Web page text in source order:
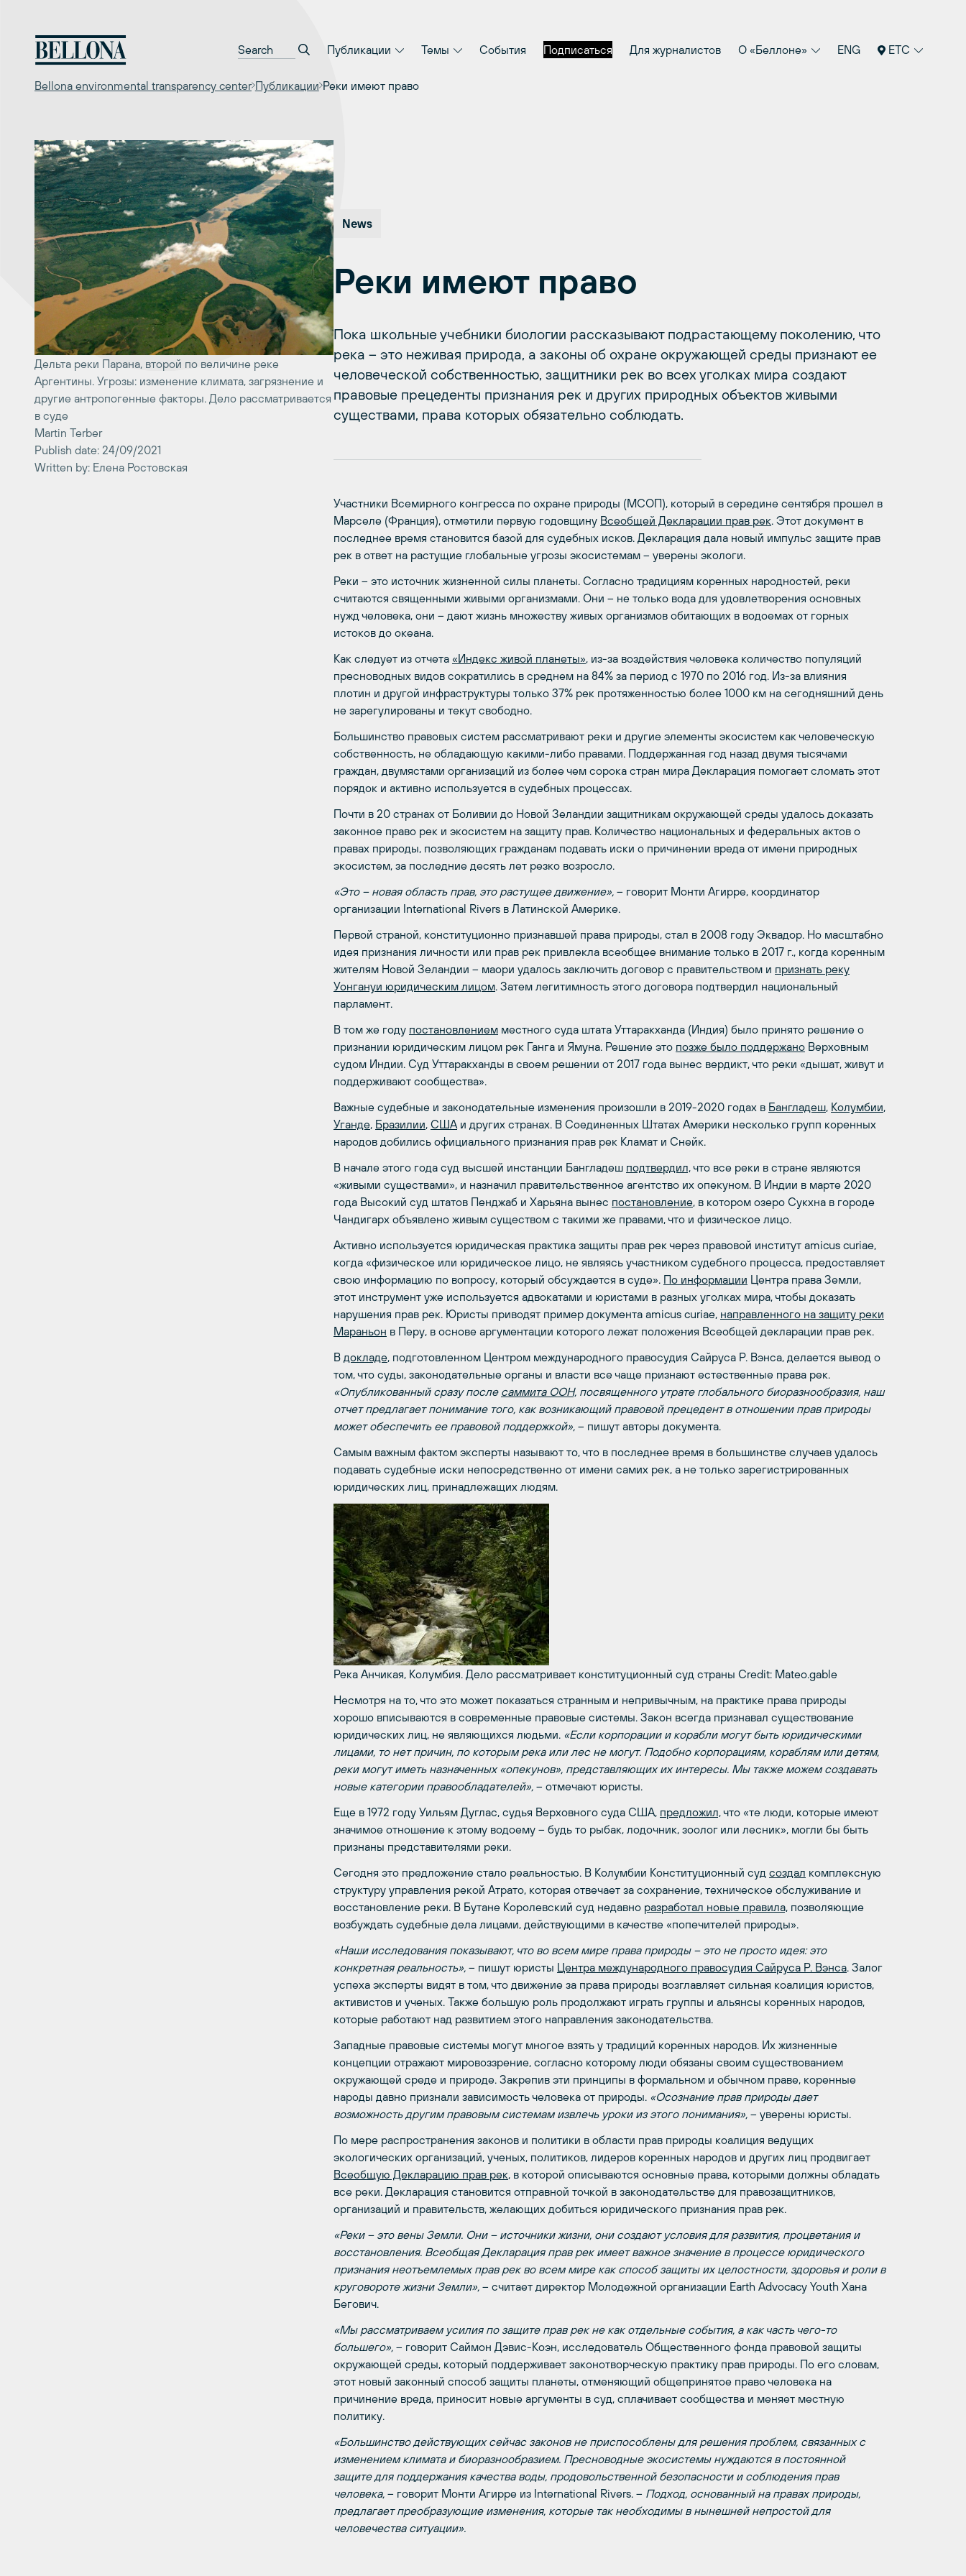
содержимому
Публикации Темы События Подписаться Для журналистов О «Беллоне» ENG ETC
Bellona environmental transparency center Публикации Реки имеют право
Дельта реки Парана, второй по величине реке
Аргентины. Угрозы: изменение климата, загрязнение и
другие антропогенные факторы. Дело рассматривается
в суде
Martin Terber
Publish date: 24/09/2021
Written by: Елена Ростовская
News
Реки имеют право
Пока школьные учебники биологии рассказывают подрастающему поколению, что
река – это неживая природа, а законы об охране окружающей среды признают ее
человеческой собственностью, защитники рек во всех уголках мира создают
правовые прецеденты признания рек и других природных объектов живыми
существами, права которых обязательно соблюдать.
Участники Всемирного конгресса по охране природы (МСОП), который в середине сентября прошел в
Марселе (Франция), отметили первую годовщину Всеобщей Декларации прав рек. Этот документ в
последнее время становится базой для судебных исков. Декларация дала новый импульс защите прав
рек в ответ на растущие глобальные угрозы экосистемам – уверены экологи.
Реки – это источник жизненной силы планеты. Согласно традициям коренных народностей, реки
считаются священными живыми организмами. Они – не только вода для удовлетворения основных
нужд человека, они – дают жизнь множеству живых организмов обитающих в водоемах от горных
истоков до океана.
Как следует из отчета «Индекс живой планеты», из-за воздействия человека количество популяций
пресноводных видов сократились в среднем на 84% за период с 1970 по 2016 год. Из-за влияния
плотин и другой инфраструктуры только 37% рек протяженностью более 1000 км на сегодняшний день
не зарегулированы и текут свободно.
Большинство правовых систем рассматривают реки и другие элементы экосистем как человеческую
собственность, не обладающую какими-либо правами. Поддержанная год назад двумя тысячами
граждан, двумястами организаций из более чем сорока стран мира Декларация помогает сломать этот
порядок и активно используется в судебных процессах.
Почти в 20 странах от Боливии до Новой Зеландии защитникам окружающей среды удалось доказать
законное право рек и экосистем на защиту прав. Количество национальных и федеральных актов о
правах природы, позволяющих гражданам подавать иски о причинении вреда от имени природных
экосистем, за последние десять лет резко возросло.
«Это – новая область прав, это растущее движение», – говорит Монти Агирре, координатор
организации International Rivers в Латинской Америке.
Первой страной, конституционно признавшей права природы, стал в 2008 году Эквадор. Но масштабно
идея признания личности или прав рек привлекла всеобщее внимание только в 2017 г., когда коренным
жителям Новой Зеландии – маори удалось заключить договор с правительством и признать реку
Уонгануи юридическим лицом. Затем легитимность этого договора подтвердил национальный
парламент.
В том же году постановлением местного суда штата Уттаракханда (Индия) было принято решение о
признании юридическим лицом рек Ганга и Ямуна. Решение это позже было поддержано Верховным
судом Индии. Суд Уттаракханды в своем решении от 2017 года вынес вердикт, что реки «дышат, живут и
поддерживают сообщества».
Важные судебные и законодательные изменения произошли в 2019-2020 годах в Бангладеш, Колумбии,
Уганде, Бразилии, США и других странах. В Соединенных Штатах Америки несколько групп коренных
народов добились официального признания прав рек Кламат и Снейк.
В начале этого года суд высшей инстанции Бангладеш подтвердил,что все реки в стране являются
«живыми существами», и назначил правительственное агентство их опекуном. В Индии в марте 2020
года Высокий суд штатов Пенджаб и Харьяна вынес постановление, в котором озеро Сукхна в городе
Чандигарх объявлено живым существом с такими же правами, что и физическое лицо.
Активно используется юридическая практика защиты прав рек через правовой институт amicus curiae,
когда «физическое или юридическое лицо, не являясь участником судебного процесса, предоставляет
свою информацию по вопросу, который обсуждается в суде». По информации Центра права Земли,
этот инструмент уже используется адвокатами и юристами в разных уголках мира, чтобы доказать
нарушения прав рек. Юристы приводят пример документа amicus curiae, направленного на защиту реки
Мараньон в Перу, в основе аргументации которого лежат положения Всеобщей декларации прав рек.
В докладе, подготовленном Центром международного правосудия Сайруса Р. Вэнса, делается вывод о
том, что суды, законодательные органы и власти все чаще признают естественные права рек.
«Опубликованный сразу после саммита ООН, посвященного утрате глобального биоразнообразия, наш
отчет предлагает понимание того, как возникающий правовой прецедент в отношении прав природы
может обеспечить ее правовой поддержкой», – пишут авторы документа.
Самым важным фактом эксперты называют то, что в последнее время в большинстве случаев удалось
подавать судебные иски непосредственно от имени самих рек, а не только зарегистрированных
юридических лиц, принадлежащих людям.
Река Анчикая, Колумбия. Дело рассматривает конституционный суд страны Credit: Mateo.gable
Несмотря на то, что это может показаться странным и непривычным, на практике права природы
хорошо вписываются в современные правовые системы. Закон всегда признавал существование
юридических лиц, не являющихся людьми. «Если корпорации и корабли могут быть юридическими
лицами, то нет причин, по которым река или лес не могут. Подобно корпорациям, кораблям или детям,
реки могут иметь назначенных «опекунов», представляющих их интересы. Мы также можем создавать
новые категории правообладателей», – отмечают юристы.
Еще в 1972 году Уильям Дуглас, судья Верховного суда США, предложил,что «те люди, которые имеют
значимое отношение к этому водоему – будь то рыбак, лодочник, зоолог или лесник», могли бы быть
признаны представителями реки.
Сегодня это предложение стало реальностью. В Колумбии Конституционный суд создал комплексную
структуру управления рекой Атрато, которая отвечает за сохранение, техническое обслуживание и
восстановление реки. В Бутане Королевский суд недавно разработал новые правила, позволяющие
возбуждать судебные дела лицами, действующими в качестве «попечителей природы».
«Наши исследования показывают, что во всем мире права природы – это не просто идея: это
конкретная реальность», – пишут юристы Центра международного правосудия Сайруса Р. Вэнса. Залог
успеха эксперты видят в том, что движение за права природы возглавляет сильная коалиция юристов,
активистов и ученых. Также большую роль продолжают играть группы и альянсы коренных народов,
которые работают над развитием этого направления законодательства.
Западные правовые системы могут многое взять у традиций коренных народов. Их жизненные
концепции отражают мировоззрение, согласно которому люди обязаны своим существованием
окружающей среде и природе. Закрепив эти принципы в формальном и обычном праве, коренные
народы давно признали зависимость человека от природы. «Осознание прав природы дает
возможность другим правовым системам извлечь уроки из этого понимания», – уверены юристы.
По мере распространения законов и политики в области прав природы коалиция ведущих
экологических организаций, ученых, политиков, лидеров коренных народов и других лиц продвигает
Всеобщую Декларацию прав рек, в которой описываются основные права, которыми должны обладать
все реки. Декларация становится отправной точкой в ​​законодательстве для правозащитников,
организаций и правительств, желающих добиться юридического признания прав рек.
«Реки – это вены Земли. Они – источники жизни, они создают условия для развития, процветания и
восстановления. Всеобщая Декларация прав рек имеет важное значение в процессе юридического
признания неотъемлемых прав рек во всем мире как способ защиты их целостности, здоровья и роли в
круговороте жизни Земли», – считает директор Молодежной организации Earth Advocacy Youth Хана
Бегович.
«Мы рассматриваем усилия по защите прав рек не как отдельные события, а как часть чего-то
большего», – говорит Саймон Дэвис-Коэн, исследователь Общественного фонда правовой защиты
окружающей среды, который поддерживает законотворческую практику прав природы. По его словам,
этот новый законный способ защиты планеты, отменяющий общепринятое право человека на
причинение вреда, приносит новые аргументы в суд, сплачивает сообщества и меняет местную
политику.
«Большинство действующих сейчас законов не приспособлены для решения проблем, связанных с
изменением климата и биоразнообразием. Пресноводные экосистемы нуждаются в постоянной
защите для поддержания качества воды, продовольственной безопасности и соблюдения прав
человека, – говорит Монти Агирре из International Rivers. – Подход, основанный на правах природы,
предлагает преобразующие изменения, которые так необходимы в нынешней непростой для
человечества ситуации».